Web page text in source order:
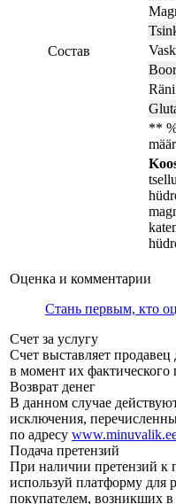
Состав
Vask
Boor
Räni
**
Оценка и комментарии
Стань первым, кто
Счет за услугу
Счет выставляет
в момент их фактического
Возврат денег
В данном случае
исключения,
по адресу
Подача претензий
При наличии претензий к
используй платформу для
покупателем, возникших в